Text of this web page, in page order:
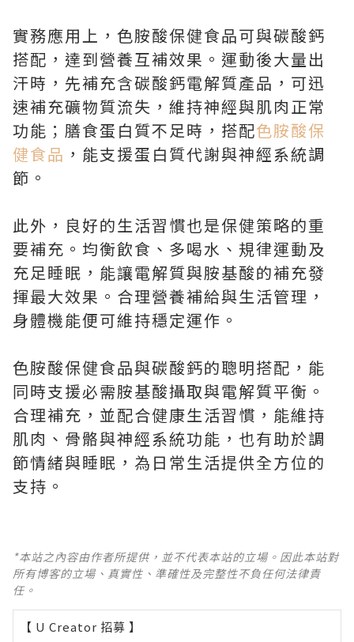
實務應用上，色胺酸保健食品可與碳酸鈣
搭配，達到營養互補效果。運動後大量出
汗時，先補充含碳酸鈣電解質產品，可迅
速補充礦物質流失，維持神經與肌肉正常
功能；膳食蛋白質不足時，搭配色胺酸保
健食品 ，能支援蛋白質代謝與神經系統調
節。
此外，良好的生活習慣也是保健策略的重
要補充。均衡飲食、多喝水、規律運動及
充足睡眠，能讓電解質與胺基酸的補充發
揮最大效果。合理營養補給與生活管理，
身體機能便可維持穩定運作。
色胺酸保健食品與碳酸鈣的聰明搭配，能
同時支援必需胺基酸攝取與電解質平衡。
合理補充，並配合健康生活習慣，能維持
肌肉、骨骼與神經系統功能，也有助於調
節情緒與睡眠，為日常生活提供全方位的
支持。
*本站之內容由作者所提供，並不代表本站的立場。因此本站對
所有博客的立場、真實性、準確性及完整性不負任何法律責
任。
【 U Creator 招募 】